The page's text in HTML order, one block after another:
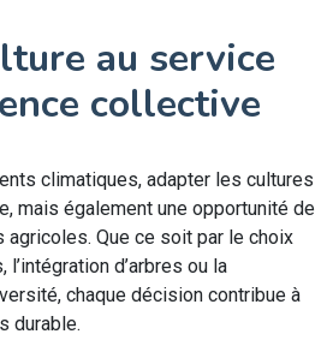
au service
collective
climatiques, adapter les cultures
mais également une opportunité de
Que ce soit par le choix
d’arbres ou la
chaque décision contribue à
durable.